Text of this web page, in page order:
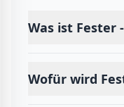
Was ist Fester
Wofür wird